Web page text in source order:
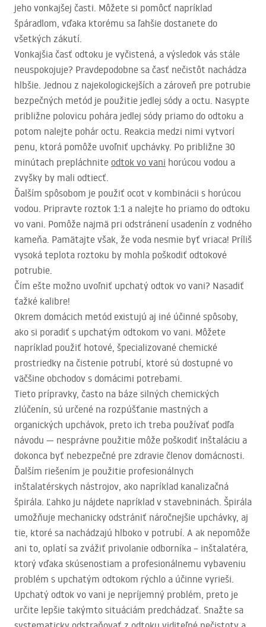
jeho vonkajšej časti. Môžete si pomôcť napríklad
špáradlom, vďaka ktorému sa ľahšie dostanete do
všetkých zákutí.
Vonkajšia časť odtoku je vyčistená, a výsledok vás stále
neuspokojuje? Pravdepodobne sa časť nečistôt nachádza
hlbšie. Jednou z najekologickejších a zároveň pre potrubie
bezpečných metód je použitie jedlej sódy a octu. Nasypte
približne polovicu pohára jedlej sódy priamo do odtoku a
potom nalejte pohár octu. Reakcia medzi nimi vytvorí
penu, ktorá pomôže uvoľniť upchávky. Po približne 30
minútach prepláchnite odtok vo vani horúcou vodou a
zvyšky by mali odtiecť.
Ďalším spôsobom je použiť ocot v kombinácii s horúcou
vodou. Pripravte roztok 1:1 a nalejte ho priamo do odtoku
vo vani. Pomôže najmä pri odstránení usadenín z vodného
kameňa. Pamätajte však, že voda nesmie byť vriaca! Príliš
vysoká teplota roztoku by mohla poškodiť odtokové
potrubie.
Čím ešte možno uvoľniť upchatý odtok vo vani? Nasadiť
ťažké kalibre!
Okrem domácich metód existujú aj iné účinné spôsoby,
ako si poradiť s upchatým odtokom vo vani. Môžete
napríklad použiť hotové, špecializované chemické
prostriedky na čistenie potrubí, ktoré sú dostupné vo
väčšine obchodov s domácimi potrebami.
Tieto prípravky, často na báze silných chemických
zlúčenín, sú určené na rozpúšťanie mastných a
organických upchávok, preto ich treba používať podľa
návodu — nesprávne použitie môže poškodiť inštaláciu a
dokonca byť nebezpečné pre zdravie členov domácnosti.
Ďalším riešením je použitie profesionálnych
inštalatérskych nástrojov, ako napríklad kanalizačná
špirála. Ľahko ju nájdete napríklad v stavebninách. Špirála
umožňuje mechanicky odstrániť náročnejšie upchávky, aj
tie, ktoré sa nachádzajú hlboko v potrubí. A ak nepomôže
ani to, oplatí sa zvážiť privolanie odborníka – inštalatéra,
ktorý vďaka skúsenostiam a profesionálnemu vybaveniu
problém s upchatým odtokom rýchlo a účinne vyrieši.
Upchatý odtok vo vani je nepríjemný problém, preto je
určite lepšie takýmto situáciám predchádzať. Snažte sa